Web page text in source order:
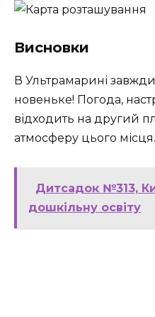
Висновки
В Ультрамарині
новеньке! Погода,
відходить на другий
атмосферу цього місця.
Дитсадок №313,
дошкільну освіту